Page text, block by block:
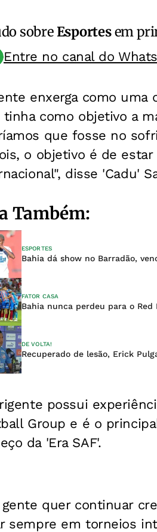
sobreEsportesem
Entre no canal do
enxerga como
tinha como objetivo a
que fosse no
o objetivo é de
disse 'Cadu'
Também:
ESPORTES
Bahia dá show no Barradão,
FATOR CASA
Bahia nunca perdeu para o
DE VOLTA!
Recuperado de lesão, Erick
possui
Group e é o
da 'Era SAF'.
gente quer continuar
sempre em torneios